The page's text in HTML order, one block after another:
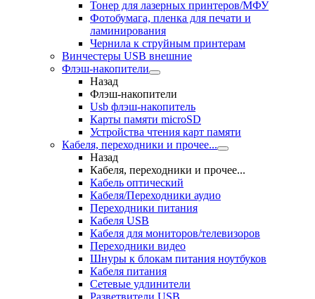
Тонер для лазерных принтеров/МФУ
Фотобумага, пленка для печати и
ламинирования
Чернила к струйным принтерам
Винчестеры USB внешние
Флэш-накопители
Назад
Флэш-накопители
Usb флэш-накопитель
Карты памяти microSD
Устройства чтения карт памяти
Кабеля, переходники и прочее...
Назад
Кабеля, переходники и прочее...
Кабель оптический
Кабеля/Переходники аудио
Переходники питания
Кабеля USB
Кабеля для мониторов/телевизоров
Переходники видео
Шнуры к блокам питания ноутбуков
Кабеля питания
Сетевые удлинители
Разветвители USB